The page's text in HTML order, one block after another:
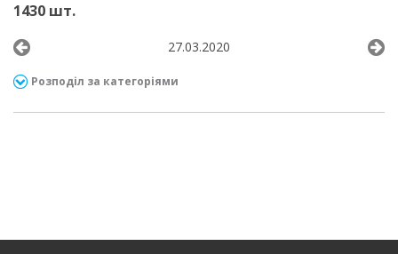
1430 шт.
27.03.2020
Розподіл за категоріями